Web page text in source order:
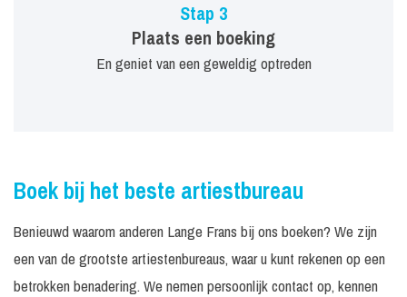
Stap 3
Plaats een boeking
En geniet van een geweldig optreden
Boek bij het beste artiestbureau
Benieuwd waarom anderen Lange Frans bij ons boeken? We zijn
een van de grootste artiestenbureaus, waar u kunt rekenen op een
betrokken benadering. We nemen persoonlijk contact op, kennen